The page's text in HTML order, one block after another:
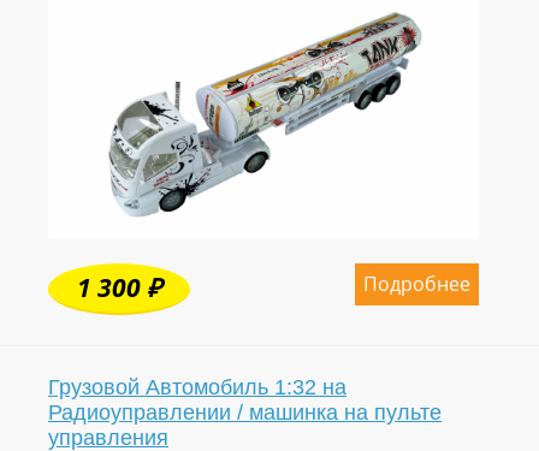
Подробнее
1 300 ₽
Грузовой Автомобиль 1:32 на
Радиоуправлении / машинка на пульте
управления